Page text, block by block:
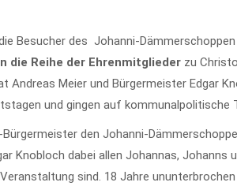
Besucher des Johanni-Dämmerschoppen
die Reihe der Ehrenmitglieder zu
Andreas Meier und Bürgermeister Edgar
und gingen auf kommunalpolitische
Bürgermeister den Johanni-
Knobloch dabei allen Johannas, Johanns
sind. 18 Jahre